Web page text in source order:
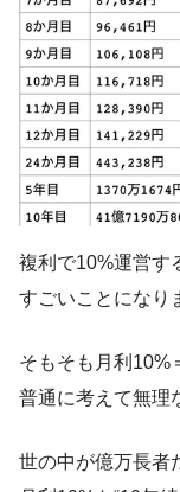
複利で10%運営す
すごいことになり
そもそも月利10%
普通に考えて無理
世の中が億万長者